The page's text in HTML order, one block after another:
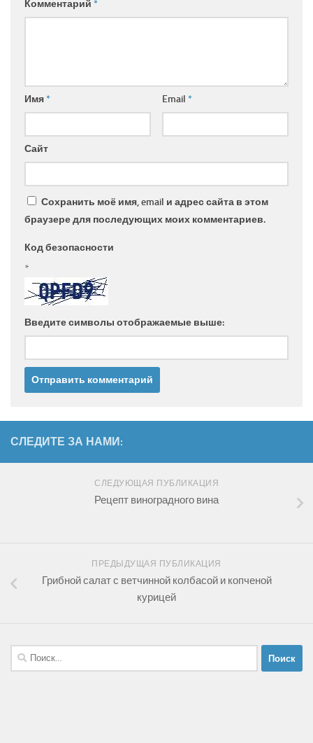
Комментарий *
Имя* Email *
Сайт
Сохранить моё имя, email и адрес сайта в этом
браузере для последующих моих комментариев.
Код безопасности
*
Введите символы отображаемые выше:
СЛЕДИТЕ ЗА НАМИ:
СЛЕДУЮЩАЯ ПУБЛИКАЦИЯ
Рецепт виноградного вина
ПРЕДЫДУЩАЯ ПУБЛИКАЦИЯ
Грибной салат с ветчинной колбасой и копченой
курицей
Найти: